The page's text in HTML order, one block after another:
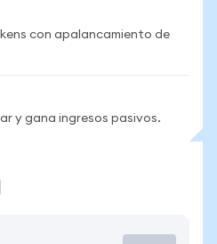
con apalancamiento de
y gana ingresos pasivos.